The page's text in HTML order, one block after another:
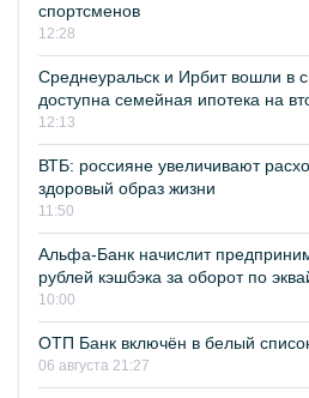
спортсменов
12:28
Среднеуральск и Ирбит вошли в
доступна семейная ипотека на
12:13
ВТБ: россияне увеличивают
здоровый образ жизни
11:50
Альфа-Банк начислит
рублей кэшбэка за оборот по
10:00
ОТП Банк включён в белый
06 августа 21:27